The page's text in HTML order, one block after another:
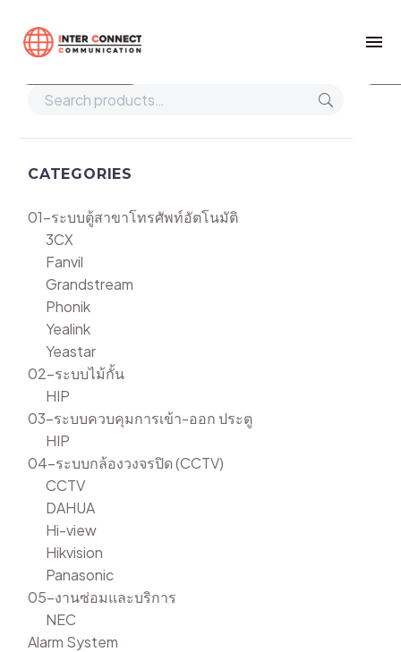
Home
CATEGORIES
01-ระบบตู้สาขาโทรศัพท์อัตโนมัติ
3CX
Fanvil
Grandstream
Phonik
Yealink
Yeastar
02-ระบบไม้กั้น
HIP
03-ระบบควบคุมการเข้า-ออก ประตู
HIP
04-ระบบกล้องวงจรปิด (CCTV)
CCTV
DAHUA
Hi-view
Hikvision
Panasonic
05-งานซ่อมและบริการ
NEC
Alarm System